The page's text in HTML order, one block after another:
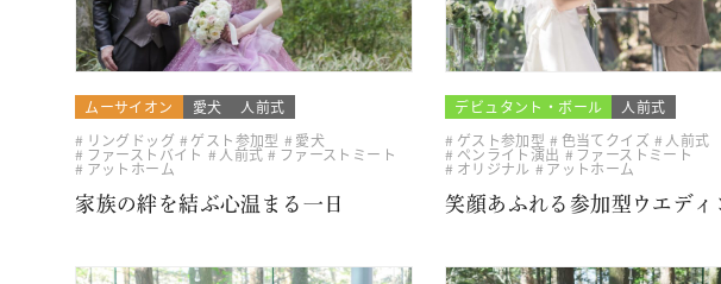
ムーサイオン 愛犬
人前式
リングドッグ
ゲスト参加型 愛犬
ファーストバイト 人前式 ファーストミート
アットホーム
家族の絆を結ぶ心温まる一日
デビュタント・ボール
人前式
ゲスト参加型
色当てクイズ 人前式
ペンライト演出 ファーストミート
オリジナル
アットホーム
笑顔あふれる参加型ウエディ